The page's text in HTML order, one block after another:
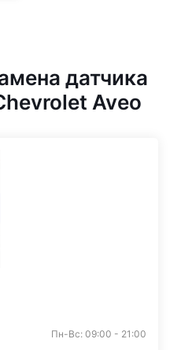
датчика
Aveo
Пн-Вс: 09:00 - 21:00